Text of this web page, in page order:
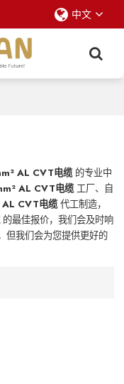
中文
AL CVT电缆的专业中
AL CVT电缆工厂、自
CVT电缆代工制造，
的最佳报价，我们会及时响
但我们会为您提供更好的